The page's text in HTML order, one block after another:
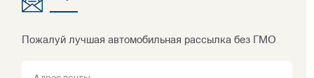
Пожалуй лучшая автомобильная рассылка без ГМО